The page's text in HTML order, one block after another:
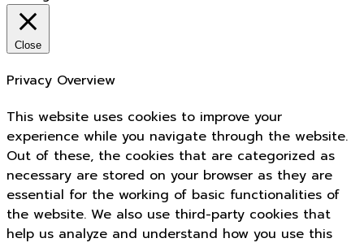
Close
Privacy Overview
This website uses cookies to improve your
experience while you navigate through the website.
Out of these, the cookies that are categorized as
necessary are stored on your browser as they are
essential for the working of basic functionalities of
the website. We also use third-party cookies that
help us analyze and understand how you use this